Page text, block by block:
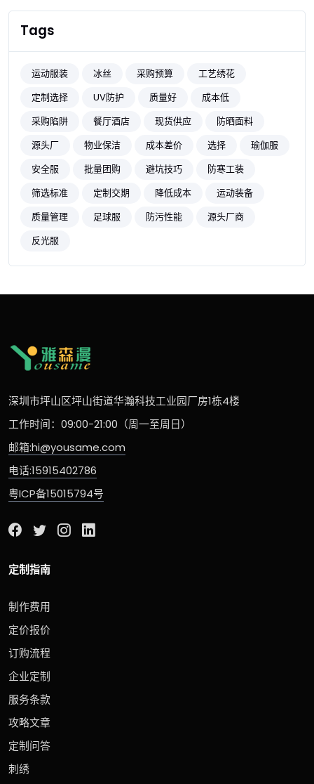
Tags
运动服装 冰丝 采购预算
工艺绣花
定制选择
UV防护 质量好
成本低
采购陷阱
餐厅酒店 现货供应
防晒面料
源头厂
物业保洁 成本差价 选择
瑜伽服
安全服
批量团购 避坑技巧
防寒工装
筛选标准
定制交期 降低成本
运动装备
质量管理
足球服 防污性能
源头厂商
反光服
深圳市坪山区坪山街道华瀚科技工业园厂房1栋4楼
工作时间：09:00-21:00（周一至周日）
邮箱:hi@yousame.com
电话:15915402786
粤ICP备15015794号
定制指南
制作费用
定价报价
订购流程
企业定制
服务条款
攻略文章
定制问答
刺绣